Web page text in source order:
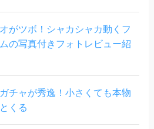
がツボ！シャカシャカ動くフ
の写真付きフォトレビュー紹
チャが秀逸！小さくても本物
くる